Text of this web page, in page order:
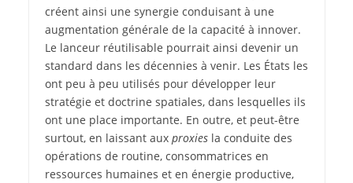
créent ainsi une synergie conduisant à une
augmentation générale de la capacité à innover.
Le lanceur réutilisable pourrait ainsi devenir un
standard dans les décennies à venir. Les États les
ont peu à peu utilisés pour développer leur
stratégie et doctrine spatiales, dans lesquelles ils
ont une place importante. En outre, et peut-être
surtout, en laissant aux proxiesla conduite des
opérations de routine, consommatrices en
ressources humaines et en énergie productive,